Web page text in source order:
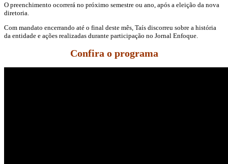
O preenchimento ocorrerá no próximo semestre ou ano, após a eleição da nova
diretoria.
Com mandato encerrando até o final deste mês, Taís discorreu sobre a história
da entidade e ações realizadas durante participação no Jornal Enfoque.
Confira o programa